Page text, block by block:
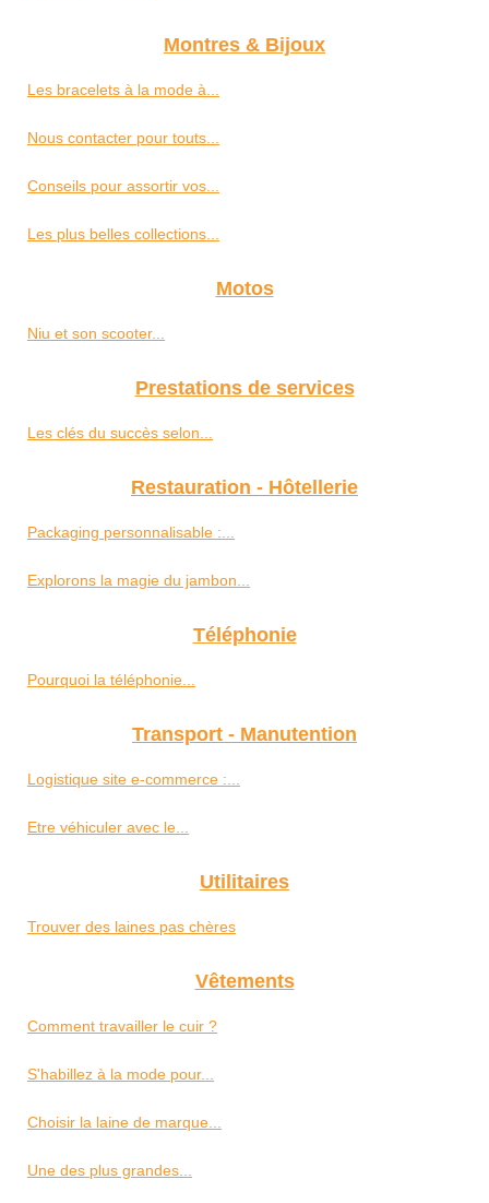
Montres & Bijoux
Les bracelets à la mode à...
Nous contacter pour touts...
Conseils pour assortir vos...
Les plus belles collections...
Motos
Niu et son scooter...
Prestations de services
Les clés du succès selon...
Restauration - Hôtellerie
Packaging personnalisable :...
Explorons la magie du jambon...
Téléphonie
Pourquoi la téléphonie...
Transport - Manutention
Logistique site e-commerce :...
Etre véhiculer avec le...
Utilitaires
Trouver des laines pas chères
Vêtements
Comment travailler le cuir ?
S'habillez à la mode pour...
Choisir la laine de marque...
Une des plus grandes...